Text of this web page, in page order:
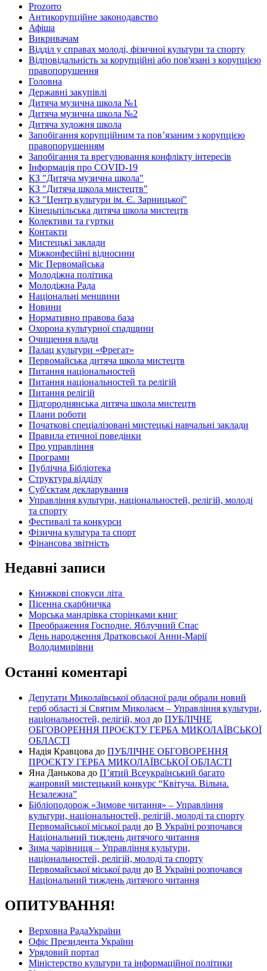
Prozorro
Антикорупційне законодавство
Афіша
Викривачам
Відділ у справах молоді, фізичної культури та спорту
Відповідальність за корупційні або пов'язані з корупцією
правопорушення
Головна
Державні закупівлі
Дитяча музична школа №1
Дитяча музична школа №2
Дитяча художня школа
Запобігання корупційним та пов’язаним з корупцією
правопорушенням
Запобігання та врегулювання конфлікту інтересів
Інформація про COVID-19
КЗ "Дитяча музична школа"
КЗ "Дитяча школа мистецтв"
КЗ "Центр культури ім. Є. Зарницької"
Кінецьпільська дитяча школа мистецтв
Колективи та гуртки
Контакти
Мистецькі заклади
Міжконфесійні відносини
Міс Первомайська
Молодіжна політика
Молодіжна Рада
Національні меншини
Новини
Нормативно правова база
Охорона культурної спадщини
Очищення влади
Палац культури «Фрегат»
Первомайська дитяча школа мистецтв
Питання національностей
Питання національностей та релігій
Питання релігій
Підгороднянська дитяча школа мистецтв
Плани роботи
Початкові спеціалізовані мистецькі навчальні заклади
Правила етичної поведінки
Про управління
Програми
Публічна Бібліотека
Структура відділу
Суб'єктам декларування
Управління культури, національностей, релігій, молоді
та спорту
Фестивалі та конкурси
Фізична культура та спорт
Фінансова звітність
Недавні записи
Книжкові спокуси літа
Пісенна скарбничка
Морська мандрівка сторінками книг
Преображення Господне. Яблучний Спас
День народження Дратковської Анни-Марії
Володимирівни
Останні коментарі
Депутати Миколаївської обласної ради обрали новий
герб області зі Святим Миколаєм – Управління культури,
національностей, релігій, мол до ПУБЛІЧНЕ
ОБГОВОРЕННЯ ПРОЄКТУ ГЕРБА МИКОЛАЇВСЬКОЇ
ОБЛАСТІ
Надія Кравцова до ПУБЛІЧНЕ ОБГОВОРЕННЯ
ПРОЄКТУ ГЕРБА МИКОЛАЇВСЬКОЇ ОБЛАСТІ
Яна Данькова до П’ятий Всеукраїнський багато
жанровий мистецький конкурс “Квітуча. Вільна.
Незалежна”
Бібліоподорож «Зимове читання» – Управління
культури, національностей, релігій, молоді та спорту
Первомайської міської ради до В Україні розпочався
Національний тиждень дитячого читання
Зима чарівниця – Управління культури,
національностей, релігій, молоді та спорту
Первомайської міської ради до В Україні розпочався
Національний тиждень дитячого читання
ОПИТУВАННЯ!
Верховна РадаУкраїни
Офіс Президента України
Урядовий портал
Міністерство культури та інформаційної політики